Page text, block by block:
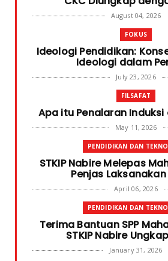
August 04, 2026
FOKUS
Ideologi Pendidikan:
Ideologi dalam
July 23, 2026
FILSAFAT
Apa itu Penalaran Induksi
May 11, 2026
PENDIDIKAN DAN
STKIP Nabire Melepas
Penjas Laksanakan
April 06, 2026
PENDIDIKAN DAN
Terima Bantuan SPP
STKIP Nabire
January 31, 2026